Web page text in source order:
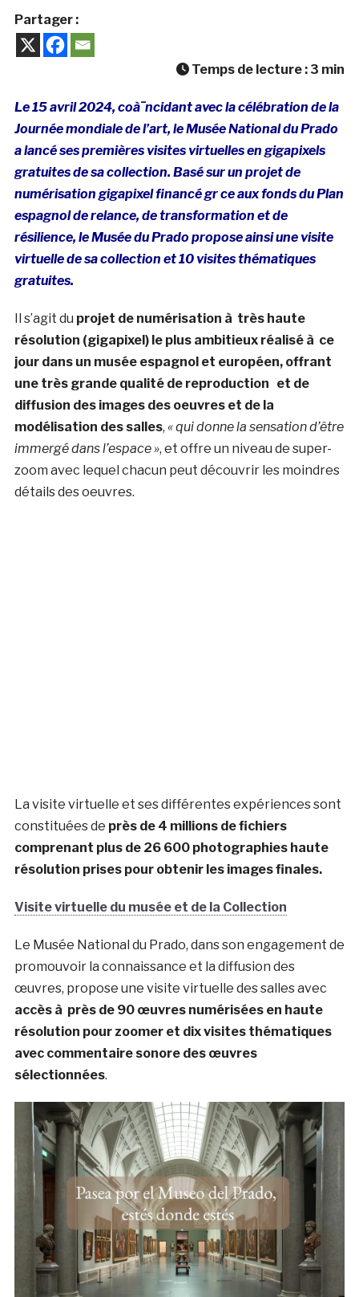
Partager :
Temps de lecture : 3 min
Le 15 avril 2024, coà¯ncidant avec la célébration de la
Journée mondiale de l’art, leMusée National du Prado
a lancé ses premières visites virtuelles en gigapixels
gratuites de sa collection. Basé sur un projet de
numérisation gigapixel financé gr ce aux fonds du Plan
espagnol de relance, de transformation et de
résilience, le Musée du Prado propose ainsi une visite
virtuelle de sa collection et 10 visites thématiques
gratuites.
Il s’agit du projet de numérisation à très haute
résolution (gigapixel) le plus ambitieux réalisé à ce
jour dans un musée espagnol et européen, offrant
une très grande qualité de reproduction et de
diffusion des images des oeuvres et de la
modélisation des salles, « qui donne la sensation d’être
immergé dans l’espace », et offre un niveau de super-
zoom avec lequel chacun peut découvrir les moindres
détails des oeuvres.
La visite virtuelle et ses différentes expériences sont
constituées de près de 4 millions de fichiers
comprenant plus de 26 600 photographies haute
résolution prises pour obtenir les images finales.
Visite virtuelle du musée et de la Collection
Le Musée National du Prado, dans son engagement de
promouvoir la connaissance et la diffusion des
œuvres, propose une visite virtuelle des salles avec
accès à près de 90 œuvres numérisées en haute
résolution pour zoomer et dix visites thématiques
avec commentaire sonore des œuvres
sélectionnées.